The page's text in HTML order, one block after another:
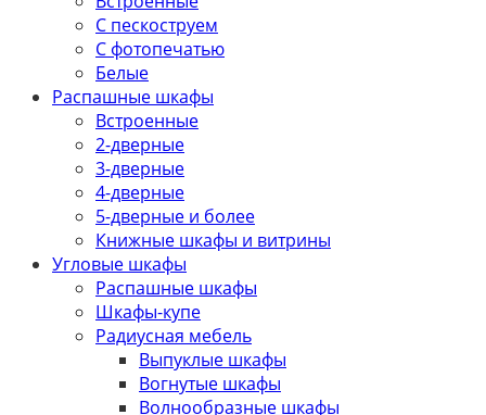
С пескоструем
С фотопечатью
Белые
Распашные шкафы
Встроенные
2-дверные
3-дверные
4-дверные
5-дверные и более
Книжные шкафы и витрины
Угловые шкафы
Распашные шкафы
Шкафы-купе
Радиусная мебель
Выпуклые шкафы
Вогнутые шкафы
Волнообразные шкафы